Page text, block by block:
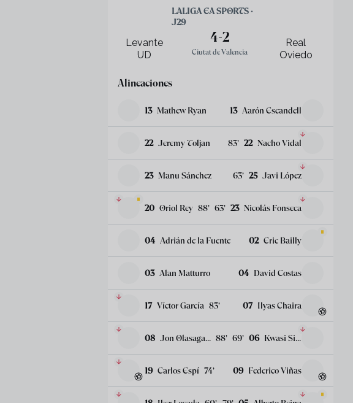
Levante
UD
LALIGA EA SPORTS ·
J29
4-2
Ciutat de Valencia
Real
Oviedo
Alineaciones
13 Mathew Ryan 13 Aarón Escandell
22 Jeremy Toljan 22 Nacho Vidal
83’
23 Manu Sánchez 25 Javi López
63’
20 Oriol Rey 88’ 23 Nicolás Fonseca
63’
04 Adrián de la Fuente 02 Eric Bailly
03 Alan Matturro 04 David Costas
17 Víctor García 83’ 07 Ilyas Chaira
08 Jon Olasagasti 88’ 06 Kwasi Sibo
69’
19 Carlos Espí 74’ 09 Federico Viñas